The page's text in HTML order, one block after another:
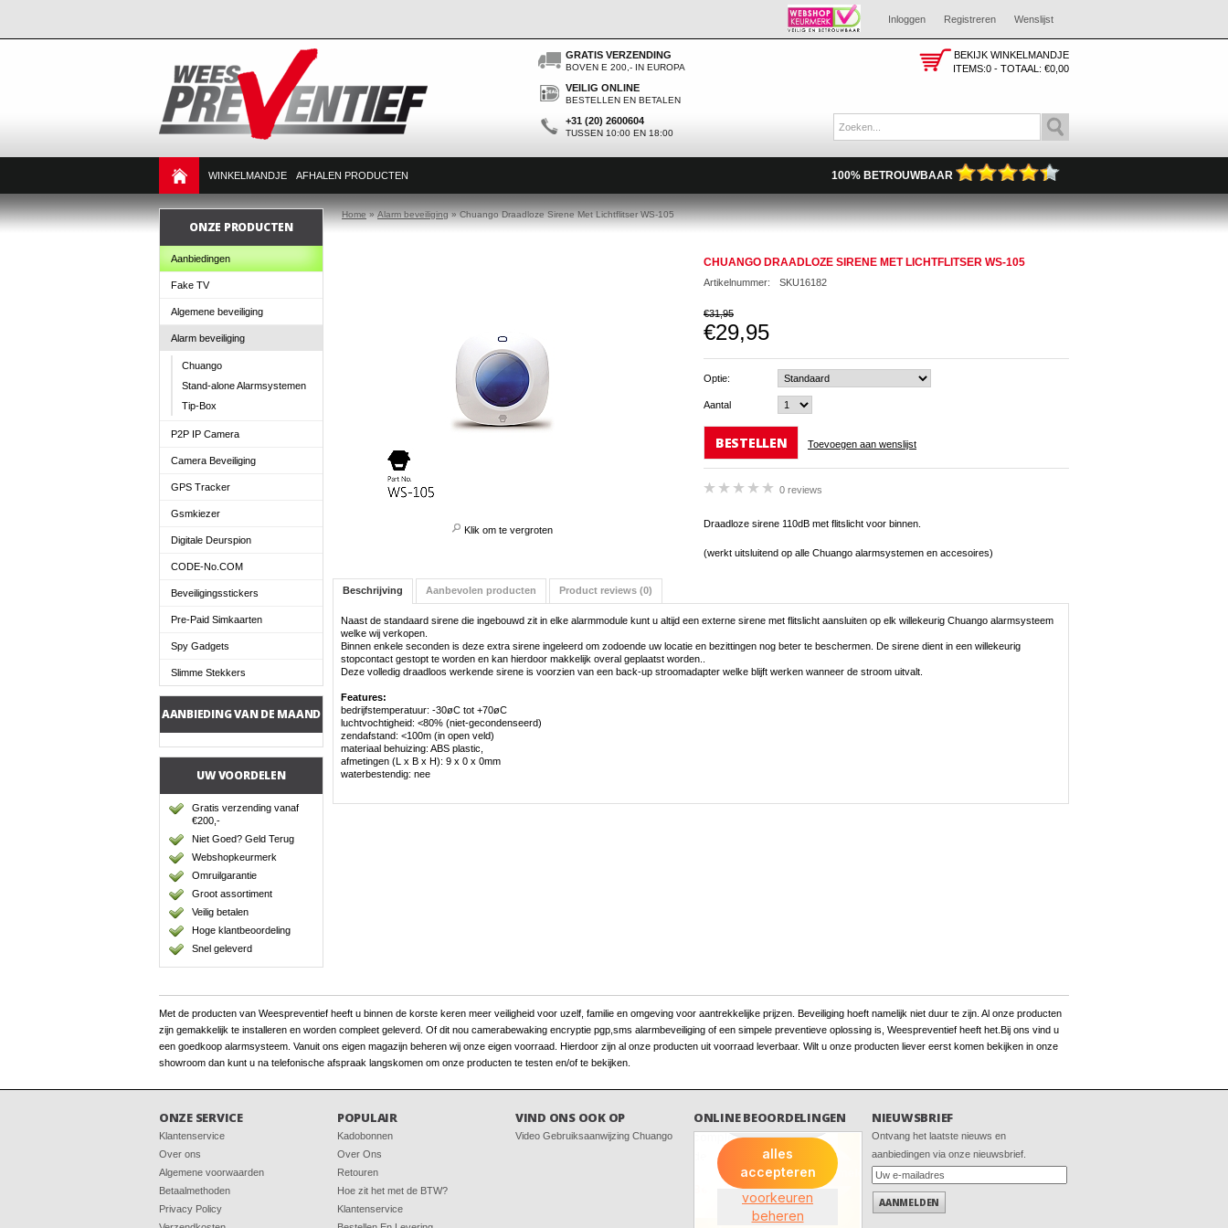
Inloggen Registreren Wenslijst
GRATIS VERZENDING
BOVEN E 200,- IN EUROPA
VEILIG ONLINE
BESTELLEN EN BETALEN
+31 (20) 2600604
TUSSEN 10:00 EN 18:00
BEKIJK WINKELMANDJE
ITEMS:0 - TOTAAL: €0,00
WINKELMANDJE AFHALEN PRODUCTEN 100% BETROUWBAAR
ONZE PRODUCTEN
Aanbiedingen
Fake TV
Algemene beveiliging
Alarm beveiliging
Chuango
Stand-alone Alarmsystemen
Tip-Box
P2P IP Camera
Camera Beveiliging
GPS Tracker
Gsmkiezer
Digitale Deurspion
CODE-No.COM
Beveiligingsstickers
Pre-Paid Simkaarten
Spy Gadgets
Slimme Stekkers
AANBIEDING VAN DE MAAND
UW VOORDELEN
Gratis verzending vanaf
€200,-
Niet Goed? Geld Terug
Webshopkeurmerk
Omruilgarantie
Groot assortiment
Veilig betalen
Hoge klantbeoordeling
Snel geleverd
Home»Alarm beveiliging»Chuango Draadloze Sirene Met Lichtflitser WS-105
Klik om te vergroten
CHUANGO DRAADLOZE SIRENE MET LICHTFLITSER WS-105
Artikelnummer: SKU16182
€31,95
€29,95
Optie:
Aantal
BESTELLEN Toevoegen aan wenslijst
0 reviews
Draadloze sirene 110dB met flitslicht voor binnen.
(werkt uitsluitend op alle Chuango alarmsystemen en accesoires)
Beschrijving Aanbevolen producten Product reviews (0)
Naast de standaard sirene die ingebouwd zit in elke alarmmodule kunt u altijd een externe sirene met flitslicht aansluiten op elk willekeurig Chuango alarmsysteem
welke wij verkopen.
Binnen enkele seconden is deze extra sirene ingeleerd om zodoende uw locatie en bezittingen nog beter te beschermen. De sirene dient in een willekeurig
stopcontact gestopt te worden en kan hierdoor makkelijk overal geplaatst worden..
Deze volledig draadloos werkende sirene is voorzien van een back-up stroomadapter welke blijft werken wanneer de stroom uitvalt.
Features:
bedrijfstemperatuur: -30øC tot +70øC
luchtvochtigheid: <80% (niet-gecondenseerd)
zendafstand: <100m (in open veld)
materiaal behuizing: ABS plastic,
afmetingen (L x B x H): 9 x 0 x 0mm
waterbestendig: nee
Met de producten van Weespreventief heeft u binnen de korste keren meer veiligheid voor uzelf, familie en omgeving voor aantrekkelijke prijzen. Beveiliging hoeft namelijk niet duur te zijn. Al onze producten
zijn gemakkelijk te installeren en worden compleet geleverd. Of dit nou camerabewaking encryptie pgp,sms alarmbeveiliging of een simpele preventieve oplossing is, Weespreventief heeft het.Bij ons vind u
een goedkoop alarmsysteem. Vanuit ons eigen magazijn beheren wij onze eigen voorraad. Hierdoor zijn al onze producten uit voorraad leverbaar. Wilt u onze producten liever eerst komen bekijken in onze
showroom dan kunt u na telefonische afspraak langskomen om onze producten te testen en/of te bekijken.
ONZE SERVICE
Klantenservice
Over ons
Algemene voorwaarden
Betaalmethoden
Privacy Policy
POPULAIR
Kadobonnen
Over Ons
Retouren
Hoe zit het met de BTW?
Klantenservice
VIND ONS OOK OP
Video Gebruiksaanwijzing Chuango
ONLINE BEOORDELINGEN NIEUWSBRIEF
Ontvang het laatste nieuws en
aanbiedingen via onze nieuwsbrief.
AANMELDEN